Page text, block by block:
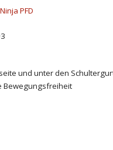
PFD
und unter den
Bewegungsfreiheit